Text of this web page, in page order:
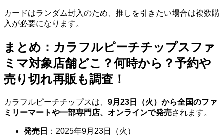
カードはランダム封入のため、推しを引きたい場合は複数購
入が必要になります。
まとめ：カラフルピーチチップスファ
ミマ対象店舗どこ？何時から？予約や
売り切れ再販も調査！
カラフルピーチチップスは、 9月23日（火）から全国のファ
ミリーマートや一部専門店、オンラインで発売されます。
発売日
：2025年9月23日（火）